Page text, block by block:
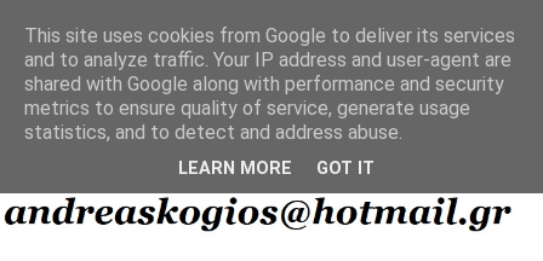
This site uses cookies from Google to deliver its services
and to analyze traffic. Your IP address and user-agent are
shared with Google along with performance and security
metrics to ensure quality of service, generate usage
statistics, and to detect and address abuse.
LEARN MORE GOT IT